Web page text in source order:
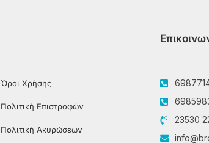
Όροι Χρήσης
Πολιτική Επιστροφών
Πολιτική Ακυρώσεων
23530